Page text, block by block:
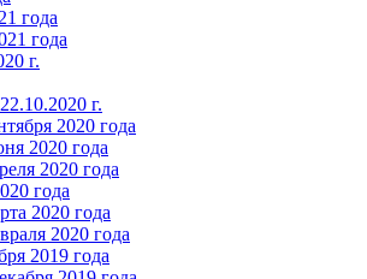
года
года
г.
г.
2020 года
2020 года
2020 года
года
2020 года
2020 года
2019 года